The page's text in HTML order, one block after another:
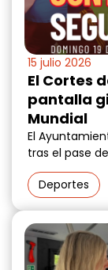
15 julio 2026
El Cortes
pantalla
Mundial
El
tras el pase
Deportes